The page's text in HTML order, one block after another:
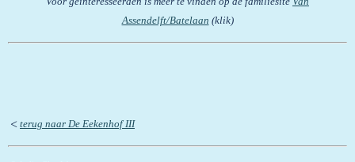
Assendelft/Batelaan (klik)
< terug naar De Eekenhof III